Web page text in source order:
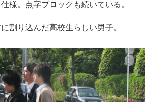
様。点字ブロックも続いている。
割り込んだ高校生らしい男子。